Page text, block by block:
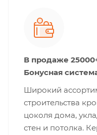
В продаже
Бонусная
Широкий
строительства
цоколя дома,
стен и потолка.